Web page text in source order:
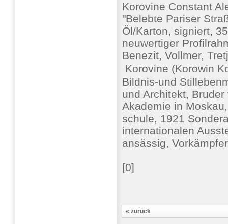
Korovine Constant
"Belebte Pariser
Öl/Karton, signiert,
neuwertiger
Benezit, Vollmer,
Korovine (Korowin
Bildnis-und
und Architekt,
Akademie in
schule, 1921
internationalen
ansässig,
[0]
« zurück